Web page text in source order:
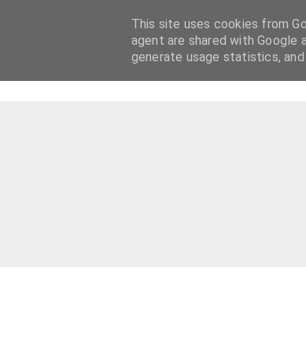
This site uses cookies from
agent are shared with
generate usage statistics,